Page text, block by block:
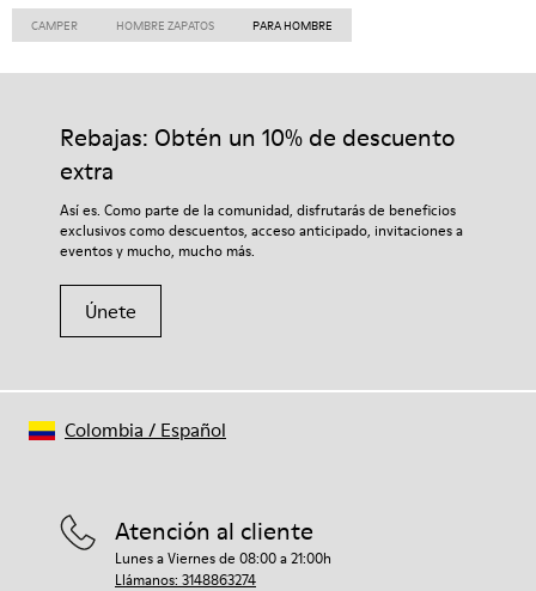
CAMPER HOMBRE ZAPATOS PARA HOMBRE
Rebajas: Obtén un 10% de descuento
extra
Así es. Como parte de la comunidad, disfrutarás de beneficios
exclusivos como descuentos, acceso anticipado, invitaciones a
eventos y mucho, mucho más.
Únete
Atención al cliente
Lunes a Viernes de 08:00 a 21:00h
Llámanos: 3148863274
Colombia / Español